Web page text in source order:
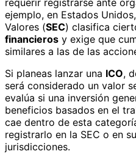
requerir registrarse ante
ejemplo, en Estados
Valores (SEC) clasifica
financieros y exige que
similares a las de las
Si planeas lanzar una ICO,
será considerado un valor
evalúa si una inversión
beneficios basados en el
cae dentro de esta
registrarlo en la SEC o en
jurisdicciones.